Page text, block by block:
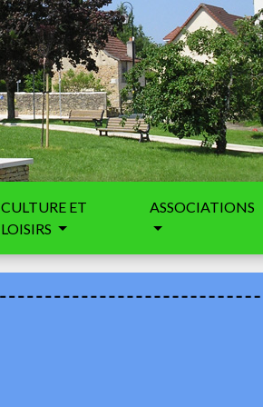
CULTURE ET
LOISIRS
ASSOCIATIONS